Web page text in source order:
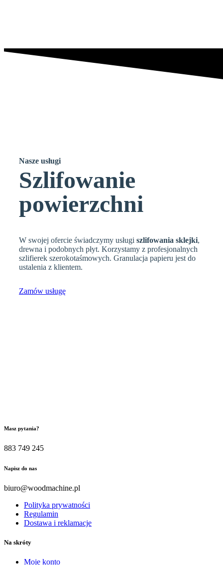
Nasze usługi
Szlifowanie
powierzchni
W swojej ofercie świadczymy usługi szlifowania sklejki,
drewna i podobnych płyt. Korzystamy z profesjonalnych
szlifierek szerokotaśmowych. Granulacja papieru jest do
ustalenia z klientem.
Zamów usługę
Masz pytania?
883 749 245
Napisz do nas
biuro@woodmachine.pl
Polityka prywatności
Regulamin
Dostawa i reklamacje
Na skróty
Moje konto